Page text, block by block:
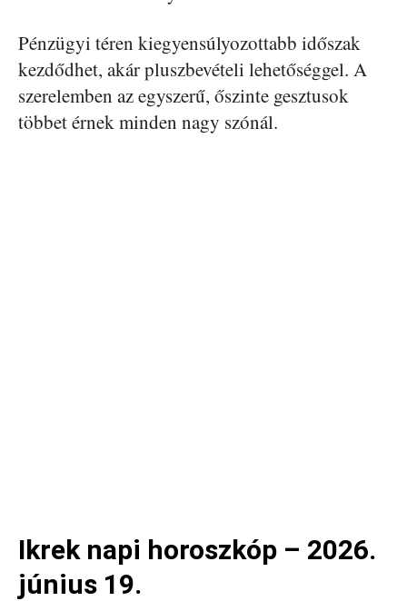
Pénzügyi téren kiegyensúlyozottabb időszak
kezdődhet, akár pluszbevételi lehetőséggel. A
szerelemben az egyszerű, őszinte gesztusok
többet érnek minden nagy szónál.
Ikrek napi horoszkóp – 2026.
június 19.